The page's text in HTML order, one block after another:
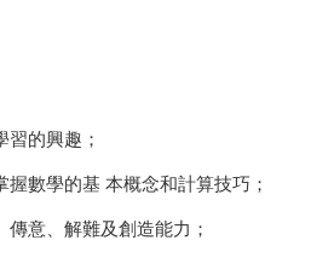
的興趣；
數學的基 本概念和計算技巧；
意、解難及創造能力；